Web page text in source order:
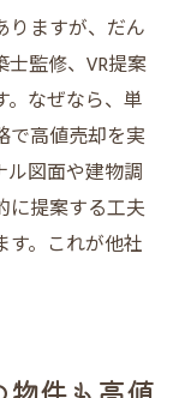
りますが、だん
監修、VR提案
なぜなら、単
で高値売却を実
図面や建物調
に提案する工夫
。これが他社